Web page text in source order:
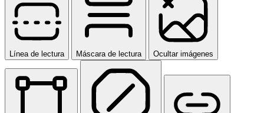
Línea de lectura Máscara de lectura Ocultar imágenes